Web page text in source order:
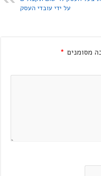
על ידי עובדי העסק
מסומנים *